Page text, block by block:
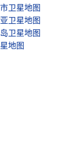
卫星地图
卫星地图
卫星地图
地图